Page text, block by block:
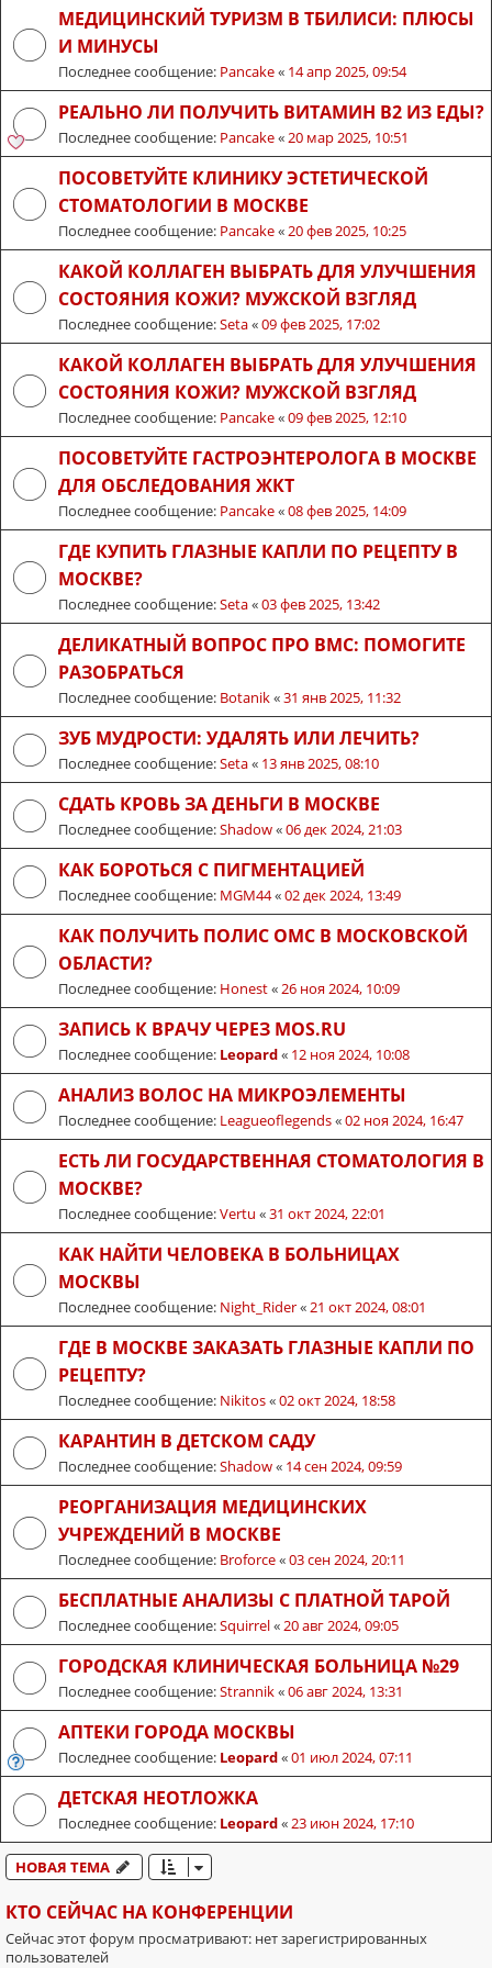
МЕДИЦИНСКИЙ ТУРИЗМ В ТБИЛИСИ: ПЛЮСЫ
И МИНУСЫ
Последнее сообщение: Pancake« 14 апр 2025, 09:54
РЕАЛЬНО ЛИ ПОЛУЧИТЬ ВИТАМИН B2 ИЗ ЕДЫ?
Последнее сообщение: Pancake« 20 мар 2025, 10:51
ПОСОВЕТУЙТЕ КЛИНИКУ ЭСТЕТИЧЕСКОЙ
СТОМАТОЛОГИИ В МОСКВЕ
Последнее сообщение: Pancake« 20 фев 2025, 10:25
КАКОЙ КОЛЛАГЕН ВЫБРАТЬ ДЛЯ УЛУЧШЕНИЯ
СОСТОЯНИЯ КОЖИ? МУЖСКОЙ ВЗГЛЯД
Последнее сообщение:Seta«09 фев 2025, 17:02
КАКОЙ КОЛЛАГЕН ВЫБРАТЬ ДЛЯ УЛУЧШЕНИЯ
СОСТОЯНИЯ КОЖИ? МУЖСКОЙ ВЗГЛЯД
Последнее сообщение: Pancake«09 фев 2025, 12:10
ПОСОВЕТУЙТЕ ГАСТРОЭНТЕРОЛОГА В МОСКВЕ
ДЛЯ ОБСЛЕДОВАНИЯ ЖКТ
Последнее сообщение: Pancake«08 фев 2025, 14:09
ГДЕ КУПИТЬ ГЛАЗНЫЕ КАПЛИ ПО РЕЦЕПТУ В
МОСКВЕ?
Последнее сообщение:Seta«03 фев 2025, 13:42
ДЕЛИКАТНЫЙ ВОПРОС ПРО ВМС: ПОМОГИТЕ
РАЗОБРАТЬСЯ
Последнее сообщение: Botanik«31 янв 2025, 11:32
ЗУБ МУДРОСТИ: УДАЛЯТЬ ИЛИ ЛЕЧИТЬ?
Последнее сообщение:Seta« 13 янв 2025, 08:10
СДАТЬ КРОВЬ ЗА ДЕНЬГИ В МОСКВЕ
Последнее сообщение:Shadow«06 дек 2024, 21:03
КАК БОРОТЬСЯ С ПИГМЕНТАЦИЕЙ
Последнее сообщение: MGM44«02 дек 2024, 13:49
КАК ПОЛУЧИТЬ ПОЛИС ОМС В МОСКОВСКОЙ
ОБЛАСТИ?
Последнее сообщение: Honest« 26 ноя 2024, 10:09
ЗАПИСЬ К ВРАЧУ ЧЕРЕЗ MOS.RU
Последнее сообщение: Leopard« 12 ноя 2024, 10:08
АНАЛИЗ ВОЛОС НА МИКРОЭЛЕМЕНТЫ
Последнее сообщение: Leagueoflegends«02 ноя 2024, 16:47
ЕСТЬ ЛИ ГОСУДАРСТВЕННАЯ СТОМАТОЛОГИЯ В
МОСКВЕ?
Последнее сообщение:Vertu «31 окт 2024, 22:01
КАК НАЙТИ ЧЕЛОВЕКА В БОЛЬНИЦАХ
МОСКВЫ
Последнее сообщение: Night_Rider« 21 окт 2024, 08:01
ГДЕ В МОСКВЕ ЗАКАЗАТЬ ГЛАЗНЫЕ КАПЛИ ПО
РЕЦЕПТУ?
Последнее сообщение: Nikitos«02 окт 2024, 18:58
КАРАНТИН В ДЕТСКОМ САДУ
Последнее сообщение:Shadow« 14 сен 2024, 09:59
РЕОРГАНИЗАЦИЯ МЕДИЦИНСКИХ
УЧРЕЖДЕНИЙ В МОСКВЕ
Последнее сообщение: Broforce«03 сен 2024, 20:11
БЕСПЛАТНЫЕ АНАЛИЗЫ С ПЛАТНОЙ ТАРОЙ
Последнее сообщение:Squirrel« 20 авг 2024, 09:05
ГОРОДСКАЯ КЛИНИЧЕСКАЯ БОЛЬНИЦА №29
Последнее сообщение:Strannik«06 авг 2024, 13:31
АПТЕКИ ГОРОДА МОСКВЫ
Последнее сообщение: Leopard«01 июл 2024, 07:11
ДЕТСКАЯ НЕОТЛОЖКА
Последнее сообщение: Leopard« 23 июн 2024, 17:10
НОВАЯ ТЕМА
КТО СЕЙЧАС НА КОНФЕРЕНЦИИ
Сейчас этот форум просматривают: нет зарегистрированных
пользователей